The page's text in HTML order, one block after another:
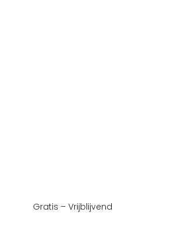
Gratis – Vrijblijvend